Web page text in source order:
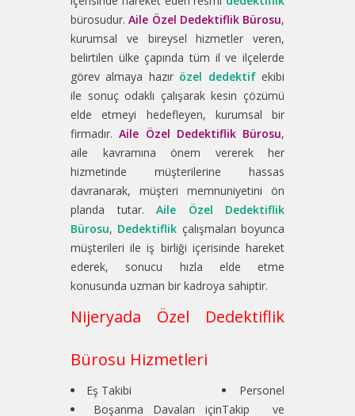
bürosudur.Aile Özel Dedektiflik Bürosu,
kurumsal ve bireysel hizmetler veren,
belirtilen ülke çapında tüm il ve ilçelerde
görev almaya hazır özel dedektifekibi
ile sonuç odaklı çalışarak kesin çözümü
elde etmeyi hedefleyen, kurumsal bir
firmadır.Aile Özel Dedektiflik Bürosu,
aile kavramına önem vererek her
hizmetinde müşterilerine hassas
davranarak, müşteri memnuniyetini ön
planda tutar. Aile Özel Dedektiflik
Bürosu, Dedektiflik çalışmaları boyunca
müşterileri ile iş birliği içerisinde hareket
ederek, sonucu hızla elde etme
konusunda uzman bir kadroya sahiptir.
Nijeryada Özel Dedektiflik
Bürosu Hizmetleri
Eş Takibi
Boşanma Davaları için
Personel
Takip ve